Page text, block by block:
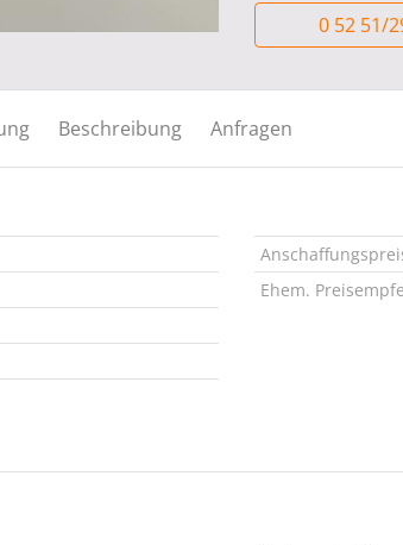
0 52 51/
Beschreibung Anfragen
Ehem.